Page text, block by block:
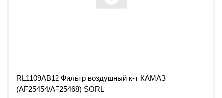
RL1109AB12 Фильтр воздушный к-т КАМАЗ
(AF25454/AF25468) SORL